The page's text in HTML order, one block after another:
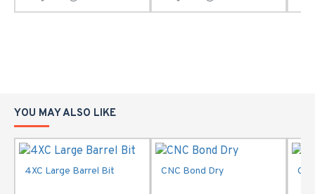
YOU MAY ALSO LIKE
4XC Large Barrel Bit CNC Bond Dry